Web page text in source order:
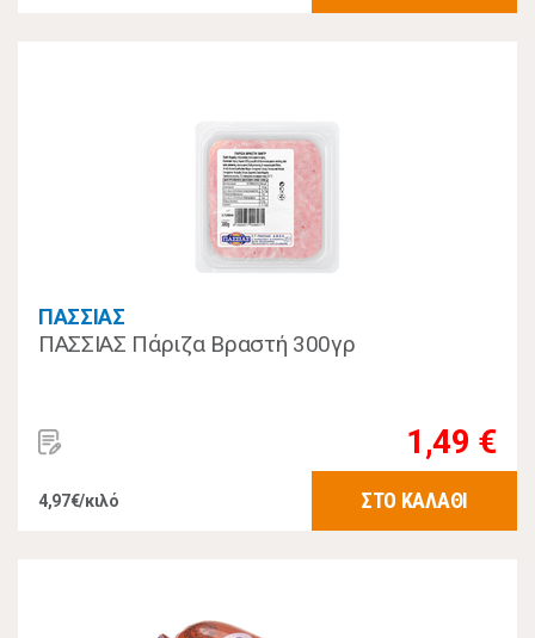
ΠΑΣΣΙΑΣ
ΠΑΣΣΙΑΣ Πάριζα Βραστή 300γρ
1,49 €
4,97€/κιλό ΣΤΟ ΚΑΛΑΘΙ